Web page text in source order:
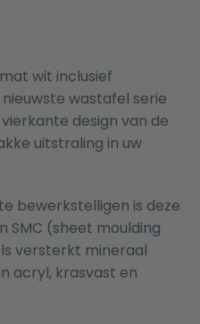
wit inclusief
wastafel serie
design van de
uitstraling in uw
bewerkstelligen is deze
SMC (sheet moulding
versterkt mineraal
acryl, krasvast en